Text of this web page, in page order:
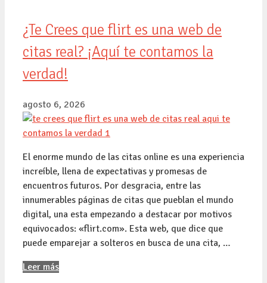
¿Te Crees que flirt es una web de
citas real? ¡Aquí te contamos la
verdad!
agosto 6, 2026
El enorme mundo de las citas online es una experiencia
increíble, llena de expectativas y promesas de
encuentros futuros. Por desgracia, entre las
innumerables páginas de citas que pueblan el mundo
digital, una esta empezando a destacar por motivos
equivocados: «flirt.com». Esta web, que dice que
puede emparejar a solteros en busca de una cita, …
Leer más